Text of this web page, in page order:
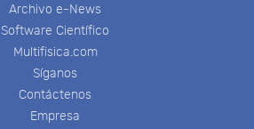
Archivo e-News
Software Científico
Multifisica.com
Síganos
Contáctenos
Empresa